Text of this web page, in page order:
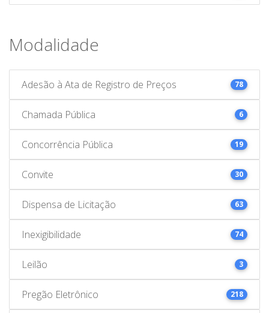
Modalidade
Adesão à Ata de Registro de Preços 78
Chamada Pública 6
Concorrência Pública 19
Convite 30
Dispensa de Licitação 63
Inexigibilidade 74
Leilão 3
Pregão Eletrônico 218